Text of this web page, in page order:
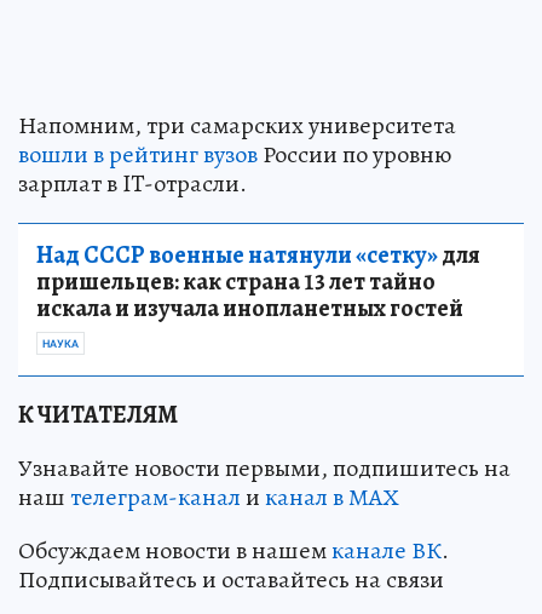
Напомним, три самарских университета
вошли в рейтинг вузовРоссии по уровню
зарплат в IT-отрасли.
Над СССР военные натянули «сетку»для
пришельцев: как страна 13 лет тайно
искала и изучала инопланетных гостей
НАУКА
К ЧИТАТЕЛЯМ
Узнавайте новости первыми, подпишитесь на
наштелеграм-каналиканал в МАХ
Обсуждаем новости в нашемканале ВК.
Подписывайтесь и оставайтесь на связи